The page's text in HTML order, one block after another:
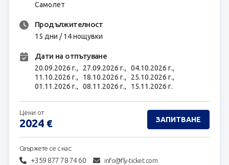
Самолет
Продължителност
15 дни / 14 нощувки
Дати на отпътуване
20.09.2026 г., 27.09.2026 г., 04.10.2026 г.,
11.10.2026 г., 18.10.2026 г., 25.10.2026 г.,
01.11.2026 г., 08.11.2026 г., 15.11.2026 г.
Свържете се с нас:
+359 877 78 74 60 info@fly-ticket.com
Цени от
2024 € ЗАПИТВАНЕ